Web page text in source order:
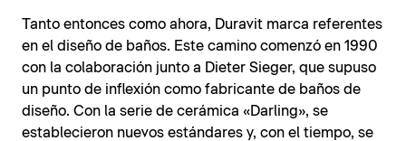
Tanto entonces como ahora, Duravit marca referentes
en el diseño de baños. Este camino comenzó en 1990
con la colaboración junto a Dieter Sieger, que supuso
un punto de inflexión como fabricante de baños de
diseño. Con la serie de cerámica «Darling», se
establecieron nuevos estándares y, con el tiempo, se